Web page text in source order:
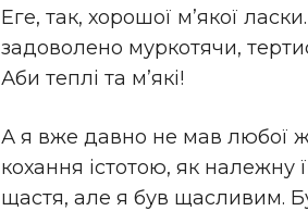
Еге, так, хорошої м’якої
задоволено муркотячи,
Аби теплі та м’які!
А я вже давно не мав любої
кохання істотою, як
щастя, але я був щасливим.